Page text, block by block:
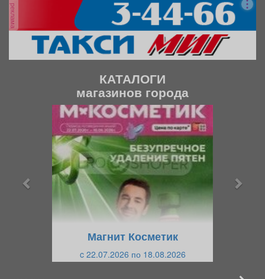
реклама
КАТАЛОГИ
магазинов города
Магнит Косметик
c 22.07.2026 по 18.08.2026